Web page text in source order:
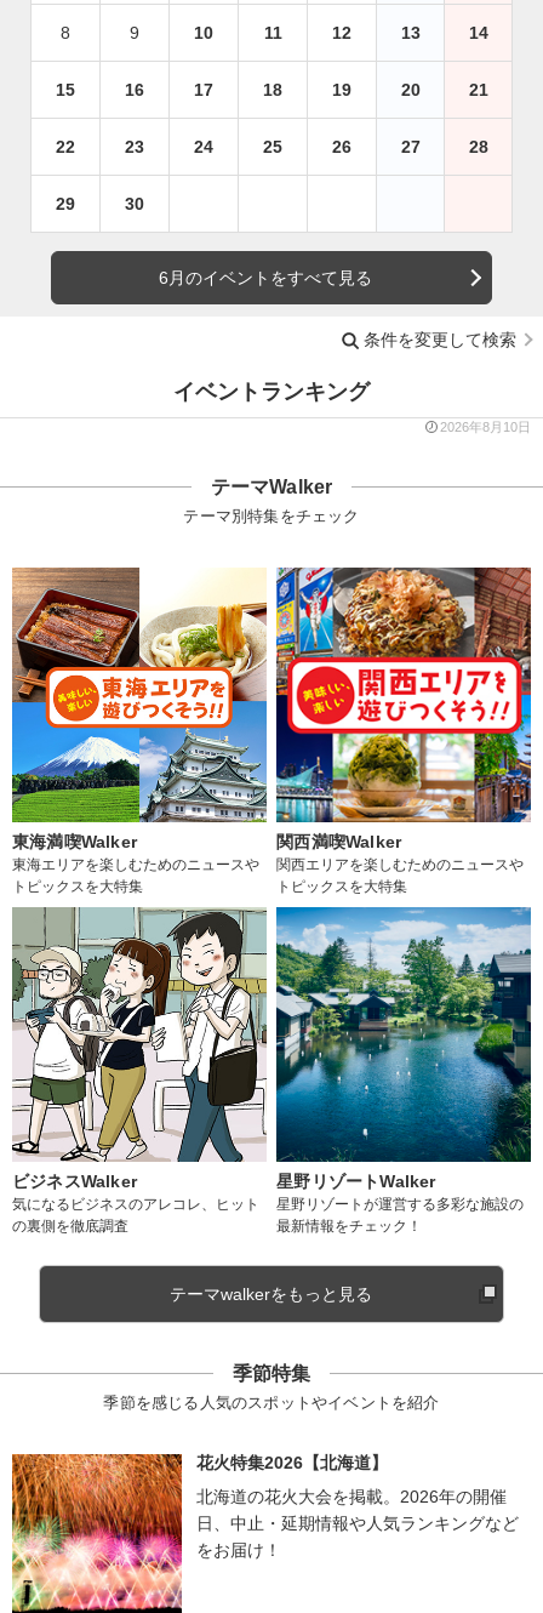
8 9 10 11 12 13 14
15 16 17 18 19 20 21
22 23 24 25 26 27 28
29 30
6月のイベントをすべて見る
条件を変更して検索
イベントランキング
2026年8月10日
テーマWalker
テーマ別特集をチェック
東海満喫Walker
東海エリアを楽しむためのニュースや
トピックスを大特集
関西満喫Walker
関西エリアを楽しむためのニュースや
トピックスを大特集
ビジネスWalker
気になるビジネスのアレコレ、ヒット
の裏側を徹底調査
星野リゾートWalker
星野リゾートが運営する多彩な施設の
最新情報をチェック！
テーマwalkerをもっと見る
季節特集
季節を感じる人気のスポットやイベントを紹介
花火特集2026【北海道】
北海道の花火大会を掲載。2026年の開催
日、中止・延期情報や人気ランキングなど
をお届け！